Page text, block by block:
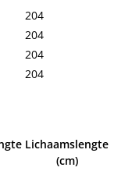
204
204
204
204
Lichaamslengte
(cm)